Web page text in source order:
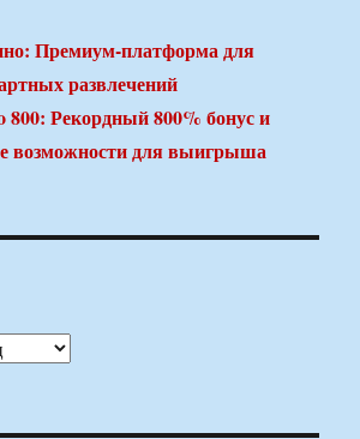
Премиум-платформа для
развлечений
800: Рекордный 800% бонус и
возможности для выигрыша